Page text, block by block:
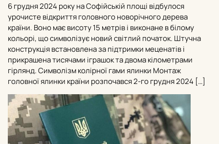
6 грудня 2024 року на Софійській площі відбулося
урочисте відкриття головного новорічного дерева
країни. Воно має висоту 15 метрів і виконане в білому
кольорі, що символізує новий світлий початок. Штучна
конструкція встановлена за підтримки меценатів і
прикрашена тисячами іграшок та двома кілометрами
гірлянд. Символізм колірної гами ялинки Монтаж
головної ялинки країни розпочався 2-го грудня 2024 […]